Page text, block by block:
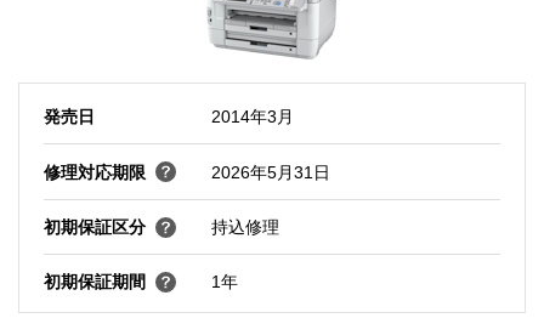
発売日 2014年3月
修理対応期限 2026年5月31日
初期保証区分 持込修理
初期保証期間 1年